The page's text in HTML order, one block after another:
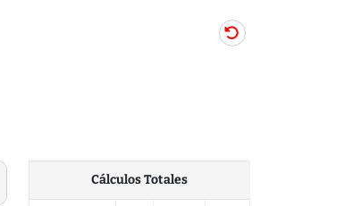
Cálculos Totales